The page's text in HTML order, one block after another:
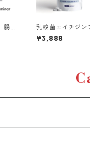
内
乳酸菌エイチジン
ス人用(120粒入り)
¥3,888